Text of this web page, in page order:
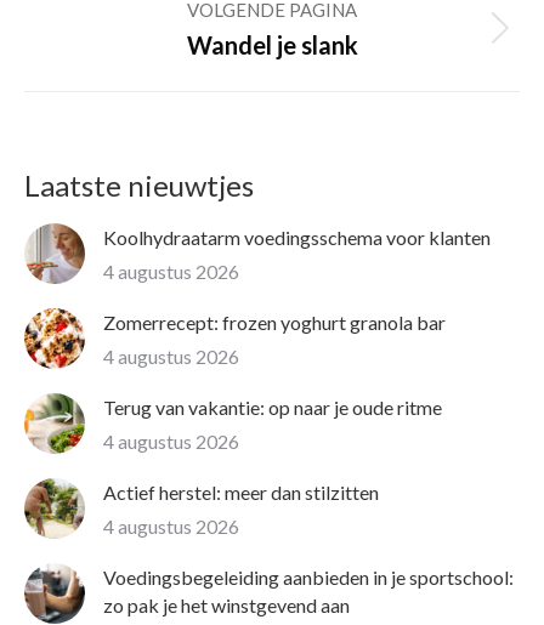
VOLGENDE PAGINA
Volgende
Wandel je slank
Laatste nieuwtjes
Koolhydraatarm voedingsschema voor klanten
4 augustus 2026
Zomerrecept: frozen yoghurt granola bar
4 augustus 2026
Terug van vakantie: op naar je oude ritme
4 augustus 2026
Actief herstel: meer dan stilzitten
4 augustus 2026
Voedingsbegeleiding aanbieden in je sportschool:
zo pak je het winstgevend aan